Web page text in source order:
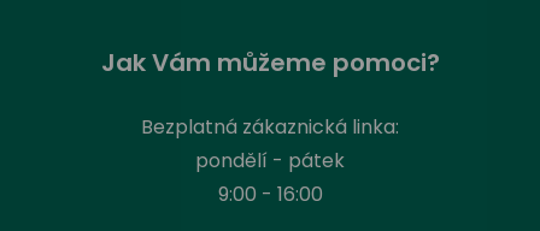
Jak Vám můžeme pomoci?
Bezplatná zákaznická linka:
pondělí - pátek
9:00 - 16:00